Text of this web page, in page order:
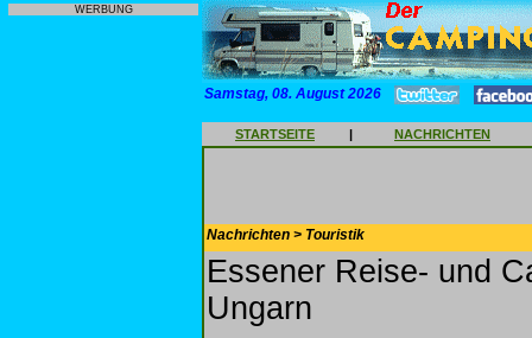
WERBUNG
Samstag, 08. August 2026
STARTSEITE | NACHRICHTEN
Nachrichten > Touristik
Essener Reise- und
Ungarn